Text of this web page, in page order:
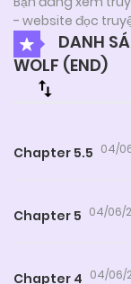
- website đọc
DANH
WOLF (END)
Chapter 5.5 04/
Chapter 5 04/06/
Chapter 4 04/06/